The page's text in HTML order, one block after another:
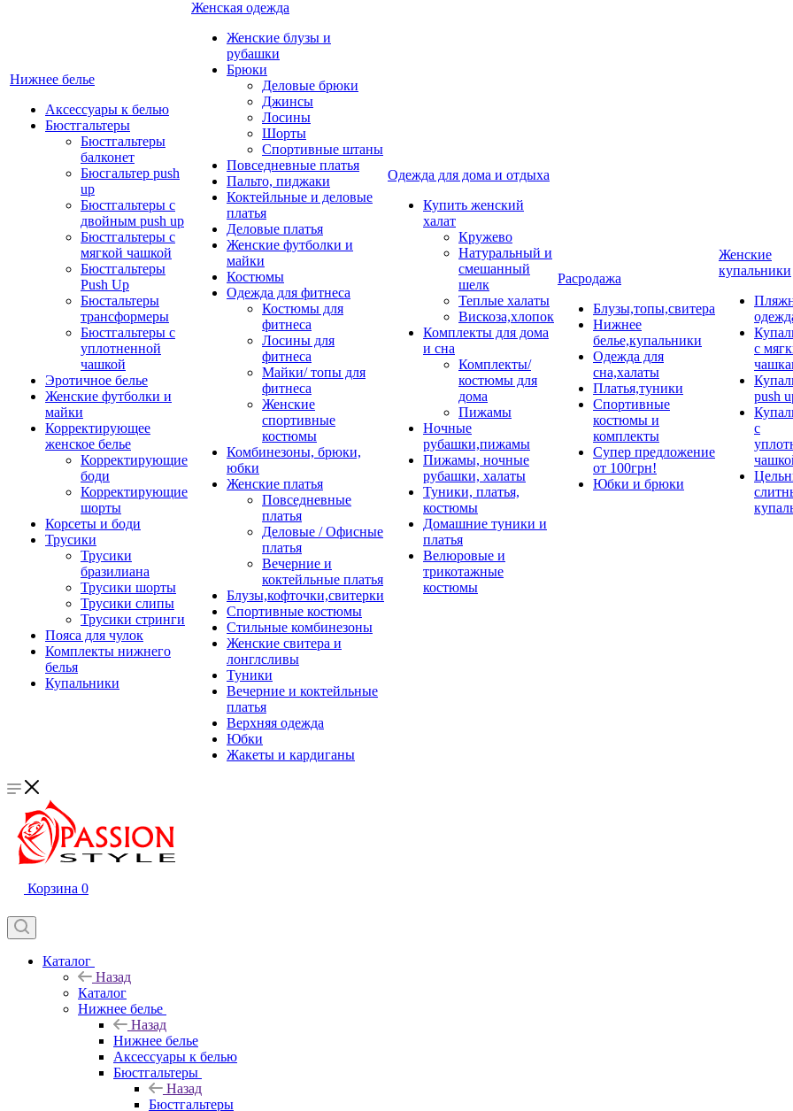
Нижнее белье
Аксессуары к белью
Бюстгальтеры
Бюстгальтеры
балконет
Бюсгальтер push
up
Бюстгальтеры с
двойным push up
Бюстгальтеры с
мягкой чашкой
Бюстгальтеры
Push Up
Бюстальтеры
трансформеры
Бюстгальтеры с
уплотненной
чашкой
Эротичное белье
Женские футболки и
майки
Корректирующее
женское белье
Корректирующие
боди
Корректирующие
шорты
Корсеты и боди
Трусики
Трусики
бразилиана
Трусики шорты
Трусики слипы
Трусики стринги
Пояса для чулок
Комплекты нижнего
белья
Купальники
Женская одежда
Женские блузы и
рубашки
Брюки
Деловые брюки
Джинсы
Лосины
Шорты
Спортивные штаны
Повседневные платья
Пальто, пиджаки
Коктейльные и деловые
платья
Деловые платья
Женские футболки и
майки
Костюмы
Одежда для фитнеса
Костюмы для
фитнеса
Лосины для
фитнеса
Майки/ топы для
фитнеса
Женские
спортивные
костюмы
Комбинезоны, брюки,
юбки
Женские платья
Повседневные
платья
Деловые / Офисные
платья
Вечерние и
коктейльные платья
Блузы,кофточки,свитерки
Спортивные костюмы
Стильные комбинезоны
Женские свитера и
лонглсливы
Туники
Вечерние и коктейльные
платья
Верхняя одежда
Юбки
Жакеты и кардиганы
Одежда для дома и отдыха
Купить женский
халат
Кружево
Натуральный и
смешанный
шелк
Теплые халаты
Вискоза,хлопок
Комплекты для дома
и сна
Комплекты/
костюмы для
дома
Пижамы
Ночные
рубашки,пижамы
Пижамы, ночные
рубашки, халаты
Туники, платья,
костюмы
Домашние туники и
платья
Велюровые и
трикотажные
костюмы
Расродажа
Блузы,топы,свитера
Нижнее
белье,купальники
Одежда для
сна,халаты
Платья,туники
Спортивные
костюмы и
комплекты
Супер предложение
от 100грн!
Юбки и брюки
Женские
купальники
с
push
с
Корзина 0
Каталог
Назад
Каталог
Нижнее белье
Назад
Нижнее белье
Аксессуары к белью
Бюстгальтеры
Назад
Бюстгальтеры